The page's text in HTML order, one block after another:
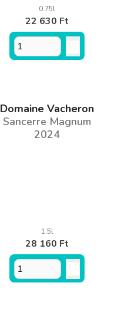
0.75l
22 630 Ft
Domaine Vacheron
Sancerre Magnum
2024
1.5l
28 160 Ft